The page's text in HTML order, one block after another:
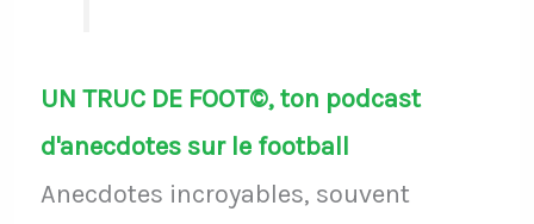
UN TRUC DE FOOT©, ton podcast
d'anecdotes sur le football
Anecdotes incroyables, souvent